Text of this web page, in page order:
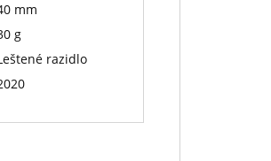
mm
g
razidlo